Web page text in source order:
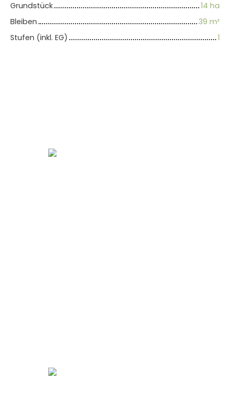
Grundstück
14 ha
Bleiben
39 m²
Stufen (inkl. EG)
1